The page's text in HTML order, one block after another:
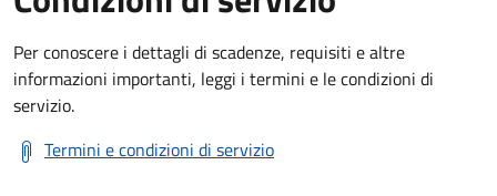
Per conoscere i dettagli di scadenze, requisiti e altre
informazioni importanti, leggi i termini e le condizioni di
servizio.
Termini e condizioni di servizio